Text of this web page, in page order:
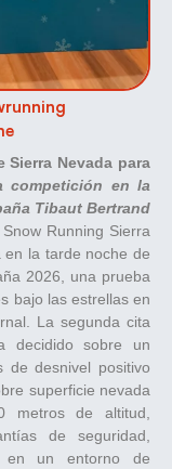
Sierra Nevada para
competición en la
Tibaut Bertrand
Running Sierra
en la tarde noche de
2026, una prueba
bajo las estrellas en
La segunda cita
decidido sobre un
de desnivel positivo
superficie nevada
metros de altitud,
de seguridad,
en un entorno de